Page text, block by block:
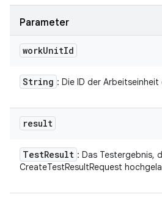
Parameter
workUnitId
String : Die ID der
result
TestResult : Das Testergebnis,
CreateTestResultRequest